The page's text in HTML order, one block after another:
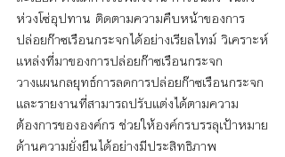
ห่วงโซ่อุปทาน ติดตามความคืบหน้าของการ
ปล่อยก๊าซเรือนกระจกได้อย่างเรียลไทม์ วิเคราะห์
แหล่งที่มาของการปล่อยก๊าซเรือนกระจก
วางแผนกลยุทธ์การลดการปล่อยก๊าซเรือนกระจก
และรายงานที่สามารถปรับแต่งได้ตามความ
ต้องการขององค์กร ช่วยให้องค์กรบรรลุเป้าหมาย
ด้านความยั่งยืนได้อย่างมีประสิทธิภาพ